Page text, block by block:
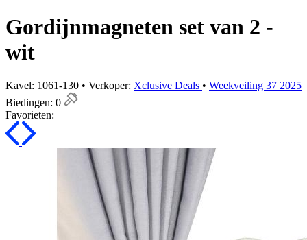
Gordijnmagneten set van 2 -
wit
Kavel: 1061-130 • Verkoper: Xclusive Deals • Weekveiling 37 2025
Biedingen: 0
Favorieten: